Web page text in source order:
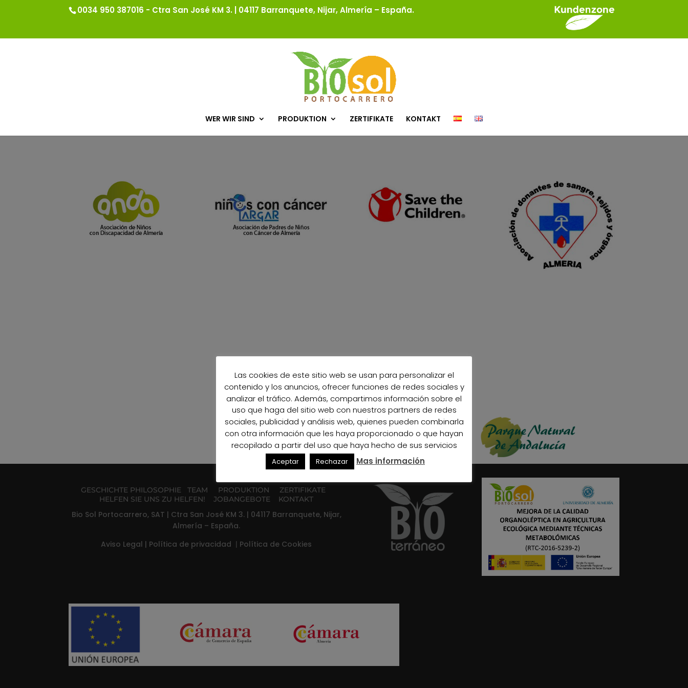
0034 950 387016 - Ctra San José KM 3. | 04117 Barranquete, Nijar, Almería – España.
WER WIR SIND PRODUKTION ZERTIFIKATE KONTAKT
GESCHICHTE PHILOSOPHIE TEAM PRODUKTION
ZERTIFIKATE
HELFEN SIE UNS ZU HELFEN!
JOBANGEBOTE KONTAKT
Bio Sol Portocarrero, SAT | Ctra San José KM 3. | 04117 Barranquete, Nijar,
Almería – España.
Aviso Legal | Política de privacidad | Política de Cookies
Las cookies de este sitio web se usan para personalizar el
contenido y los anuncios, ofrecer funciones de redes sociales y
analizar el tráfico. Además, compartimos información sobre el
uso que haga del sitio web con nuestros partners de redes
sociales, publicidad y análisis web, quienes pueden combinarla
con otra información que les haya proporcionado o que hayan
recopilado a partir del uso que haya hecho de sus servicios
Aceptar Rechazar Mas información